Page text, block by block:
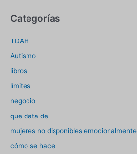
Categorías
TDAH
Autismo
libros
límites
negocio
que data de
mujeres no disponibles emocionalmente
cómo se hace